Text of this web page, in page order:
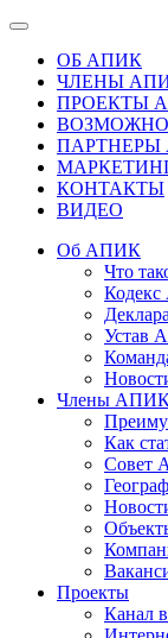
ОБ АПИК
ЧЛЕНЫ
ПРОЕКТЫ
ПАРТНЕРЫ
КОНТАКТЫ
ВИДЕО
Об АПИК
Что
Устав
Члены
Как
Совет
Проекты
Канал